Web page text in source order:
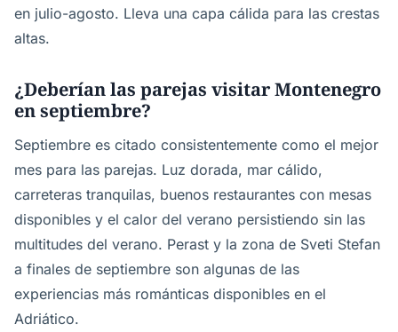
en julio-agosto. Lleva una capa cálida para las crestas
altas.
¿Deberían las parejas visitar Montenegro
en septiembre?
Septiembre es citado consistentemente como el mejor
mes para las parejas. Luz dorada, mar cálido,
carreteras tranquilas, buenos restaurantes con mesas
disponibles y el calor del verano persistiendo sin las
multitudes del verano. Perast y la zona de Sveti Stefan
a finales de septiembre son algunas de las
experiencias más románticas disponibles en el
Adriático.